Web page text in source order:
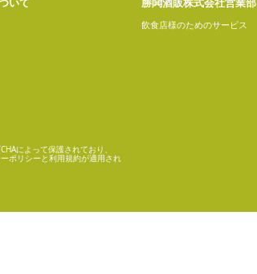
飲食店様のためのサービス
によって保護されており、
ポリシーと利用規約が適用され